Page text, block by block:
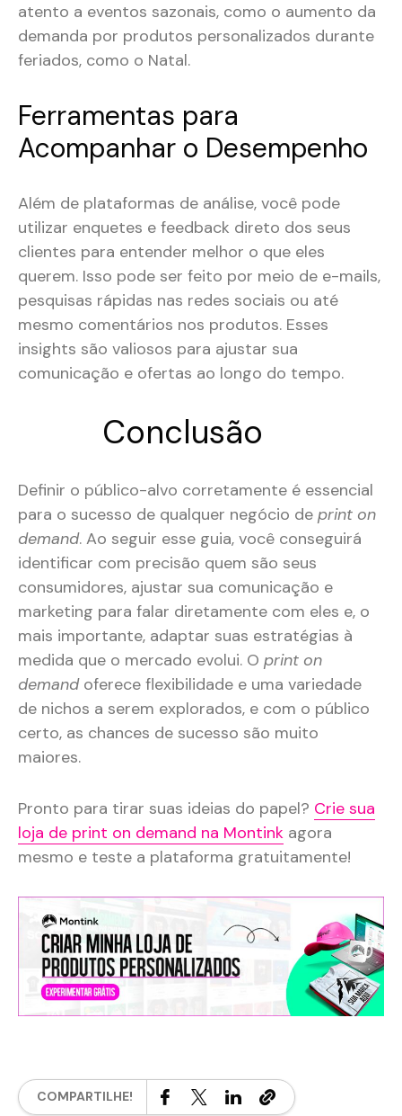
atento a eventos sazonais, como o aumento da
demanda por produtos personalizados durante
feriados, como o Natal​.
Ferramentas para
Acompanhar o Desempenho
Além de plataformas de análise, você pode
utilizar enquetes e feedback direto dos seus
clientes para entender melhor o que eles
querem. Isso pode ser feito por meio de e-mails,
pesquisas rápidas nas redes sociais ou até
mesmo comentários nos produtos. Esses
insights são valiosos para ajustar sua
comunicação e ofertas ao longo do tempo​.
Conclusão
Definir o público-alvo corretamente é essencial
para o sucesso de qualquer negócio de print on
demand. Ao seguir esse guia, você conseguirá
identificar com precisão quem são seus
consumidores, ajustar sua comunicação e
marketing para falar diretamente com eles e, o
mais importante, adaptar suas estratégias à
medida que o mercado evolui. O print on
demandoferece flexibilidade e uma variedade
de nichos a serem explorados, e com o público
certo, as chances de sucesso são muito
maiores.
Pronto para tirar suas ideias do papel? Crie sua
loja de print on demand na Montink agora
mesmo e teste a plataforma gratuitamente!
COMPARTILHE!